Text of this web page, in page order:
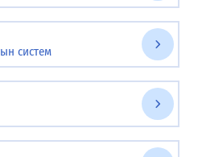
систем